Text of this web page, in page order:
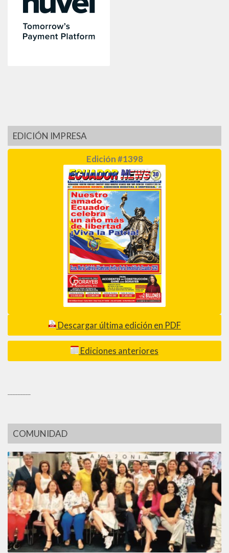
EDICIÓN IMPRESA
Edición #1398
Descargar última edición en PDF
Ediciones anteriores
COMUNIDAD